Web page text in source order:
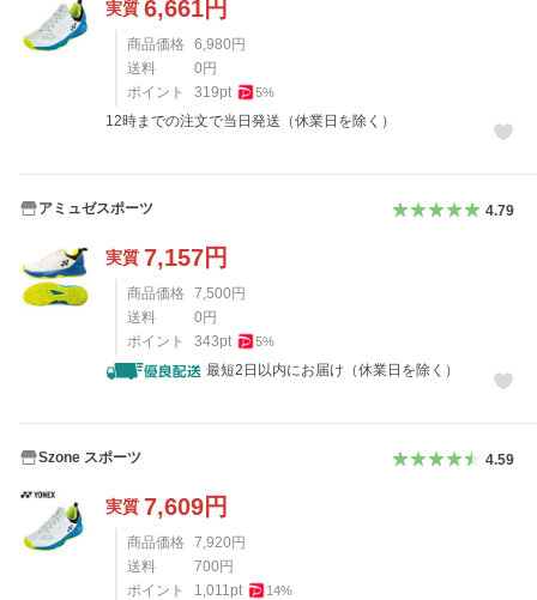
実質 6,661円
商品価格 6,980円
送料
0円
ポイント
319pt 5%
12時までの注文で当日発送（休業日を除く）
アミュゼスポーツ 4.79
実質 7,157円
商品価格 7,500円
送料
0円
ポイント
343pt 5%
最短2日以内にお届け（休業日を除く）
Szone スポーツ 4.59
実質 7,609円
商品価格 7,920円
送料
700円
ポイント
1,011 pt 14%